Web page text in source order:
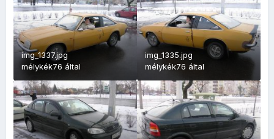
img_1337.jpg
mélykék76 által
img_1335.jpg
mélykék76 által